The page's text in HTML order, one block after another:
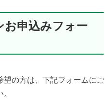
お申込みフォー
望の方は、下記フォームにご